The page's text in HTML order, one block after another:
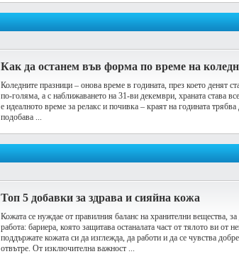
Как да останем във форма по време на
Коледните празници – онова време в годината, през което денят
по-голяма, а с наближаването на 31-ви декември, храната става
е идеалното време за релакс и почивка – краят на годината
подобава ...
Топ 5 добавки за здрава и сияйна кожа
Кожата се нуждае от правилния баланс на хранителни вещества,
работа: бариера, която защитава останалата част от тялото ви от
поддържате кожата си да изглежда, да работи и да се чувства
отвътре. От изключителна важност ...